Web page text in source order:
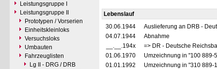
Leistungsgruppe I
Leistungsgruppe II
Prototypen / Vorserien
Einheitskleinloks
Versuchsloks
Umbauten
Fahrzeuglisten
Lg II - DRG / DRB
Lebenslauf
30.06.1944
Auslieferung an DRB -
04.07.1944
Abnahme
__.__.194x
=> DR - Deutsche
01.06.1970
Umzeichnung in "100 889-
01.01.1992
Umzeichnung in "310 889-